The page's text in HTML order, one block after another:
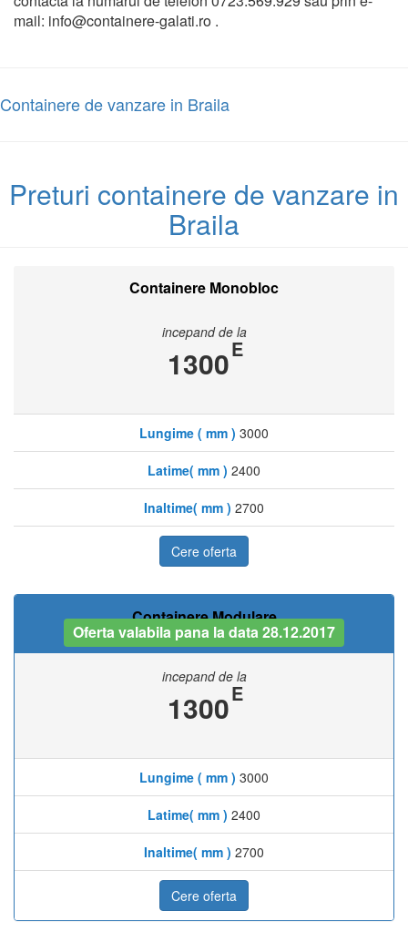
mail: info@containere-galati.ro .
Containere de vanzare in Braila
Preturi containere de vanzare in
Braila
Containere Monobloc
incepand de la
1300E
Lungime ( mm ) 3000
Latime( mm ) 2400
Inaltime( mm ) 2700
Cere oferta
Containere Modulare
Oferta valabila pana la data 28.12.2017
incepand de la
1300E
Lungime ( mm ) 3000
Latime( mm ) 2400
Inaltime( mm ) 2700
Cere oferta